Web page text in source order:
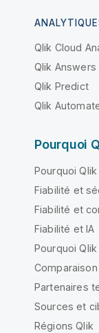
Qlik Cloud
Qlik Answers
Qlik Predict
Qlik
Pourquoi
Pourquoi Qlik
Fiabilité et
Fiabilité et
Fiabilité et IA
Pourquoi
Partenaires
Sources et
Régions Qlik